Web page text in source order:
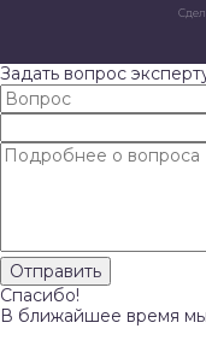
Задать вопрос
Спасибо!
В ближайшее время